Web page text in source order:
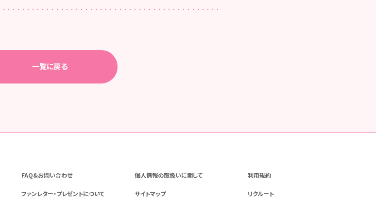
一覧に戻る
FAQ&お問い合わせ 個人情報の取扱いに関して 利用規約
ファンレター・プレゼントについて サイトマップ リクルート